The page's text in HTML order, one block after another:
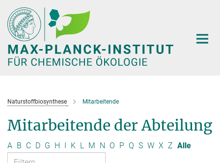
Hauptinhalt
Naturstoffbiosynthese Mitarbeitende
Mitarbeitende der Abteilung
A B C D G H I K L M N O P Q S W X Z Alle